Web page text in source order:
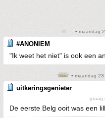
• maandag
#ANONIEM
"Ik weet het niet" is ook een
• maandag
uitkeringsgenieter
graag
De eerste Belg ooit was een